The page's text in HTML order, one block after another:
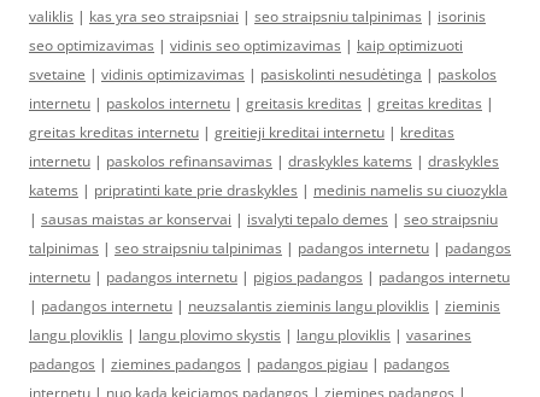
valiklis | kas yra seo straipsniai | seo straipsniu talpinimas | isorinis
seo optimizavimas | vidinis seo optimizavimas | kaip optimizuoti
svetaine | vidinis optimizavimas | pasiskolinti nesudėtinga | paskolos
internetu | paskolos internetu | greitasis kreditas | greitas kreditas |
greitas kreditas internetu | greitieji kreditai internetu | kreditas
internetu | paskolos refinansavimas | draskykles katems | draskykles
katems | pripratinti kate prie draskykles | medinis namelis su ciuozykla
| sausas maistas ar konservai | isvalyti tepalo demes | seo straipsniu
talpinimas | seo straipsniu talpinimas | padangos internetu | padangos
internetu | padangos internetu | pigios padangos | padangos internetu
| padangos internetu | neuzsalantis zieminis langu ploviklis | zieminis
langu ploviklis | langu plovimo skystis | langu ploviklis | vasarines
padangos | ziemines padangos | padangos pigiau | padangos
internetu | nuo kada keiciamos padangos | ziemines padangos |